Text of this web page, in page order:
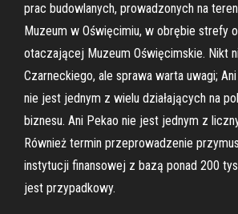
prac budowlanych, prowadzonych na
Muzeum w Oświęcimiu, w obrębie strefy
otaczającej Muzeum Oświęcimskie. Nikt
Czarneckiego, ale sprawa warta uwagi;
nie jest jednym z wielu działających na
biznesu. Ani Pekao nie jest jednym z
Również termin przeprowadzenie
instytucji finansowej z bazą ponad 200
jest przypadkowy.